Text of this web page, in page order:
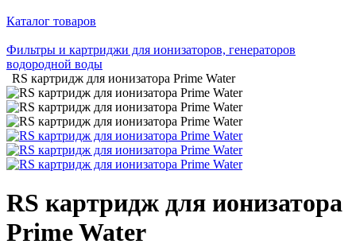
Каталог товаров
Фильтры и картриджи для ионизаторов, генераторов
водородной воды
RS картридж для ионизатора Prime Water
RS картридж для ионизатора
Prime Water